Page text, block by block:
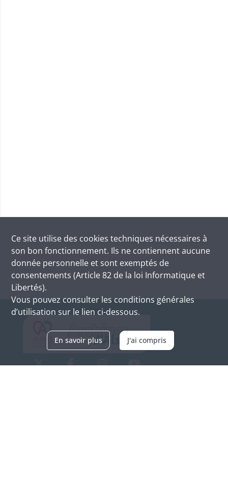
Ce site utilise des cookies techniques nécessaires à
son bon fonctionnement. Ils ne contiennent aucune
donnée personnelle et sont exemptés de
consentements (Article 82 de la loi Informatique et
Libertés).
Vous pouvez consulter les conditions générales
d’utilisation sur le lien ci-dessous.
En savoir plus J'ai compris